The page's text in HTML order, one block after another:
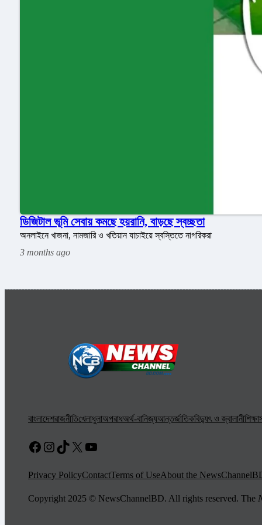
ডিজিটাল ভূমি সেবায় কমছে হয়রানি, বাড়ছে স্বচ্ছতা
অনলাইনে খাজনা, নামজারি ও খতিয়ান যাচাইয়ে স্বস্তিতে নাগরিকরা
3 months ago
বাংলাদেশরাজনীতিখেলাধুলাঅপরাধঅর্থ-বানিজ্যআন্তর্জাতিকবিদ্যুৎ ও জ্বালানীশিক্ষা
Facebook
Instagram
TikTok
X YouTube
Privacy PolicyContactTerms of UseAbout the
Copyright 2025 © NewsChannelBD. All rights reserved. The